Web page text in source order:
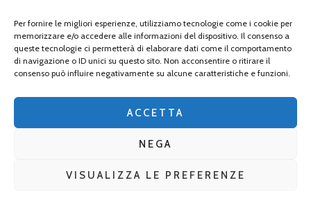
Per fornire le migliori esperienze, utilizziamo tecnologie come i cookie per
memorizzare e/o accedere alle informazioni del dispositivo. Il consenso a
queste tecnologie ci permetterà di elaborare dati come il comportamento
di navigazione o ID unici su questo sito. Non acconsentire o ritirare il
consenso può influire negativamente su alcune caratteristiche e funzioni.
ACCETTA
NEGA
VISUALIZZA LE PREFERENZE
Heilig-
Geist-
Kirche
della città del 1327 fu completata nelle forme gotiche
nel 1392 e successivamente nel XVIII secolo fu
rimaneggiata nelle forme barocche dai fratelli Asam.